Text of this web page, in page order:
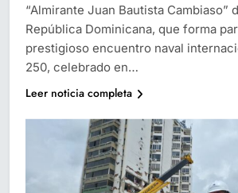
“Almirante Juan Bautista Cambiaso”
República Dominicana, que forma
prestigioso encuentro naval
250, celebrado en…
Leer noticia completa